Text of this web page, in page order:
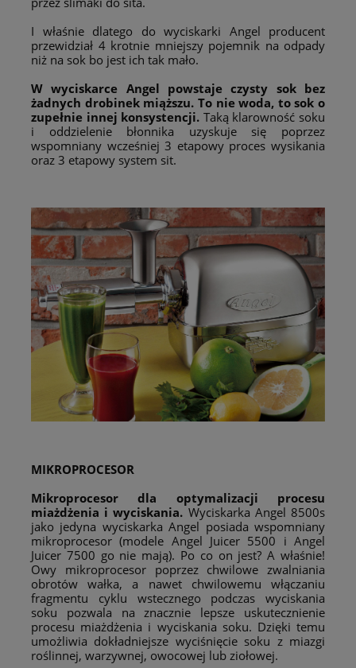
I właśnie dlatego do wyciskarki Angel producent
przewidział 4 krotnie mniejszy pojemnik na odpady
niż na sok bo jest ich tak mało.
W wyciskarce Angel powstaje czysty sok bez
żadnych drobinek miąższu. To nie woda, to sok o
zupełnie innej konsystencji. Taką klarowność soku
i oddzielenie błonnika uzyskuje się poprzez
wspomniany wcześniej 3 etapowy proces wysikania
oraz 3 etapowy system sit.
MIKROPROCESOR
Mikroprocesor dla optymalizacji procesu
miażdżenia i wyciskania. Wyciskarka Angel 8500s
jako jedyna wyciskarka Angel posiada wspomniany
mikroprocesor (modele Angel Juicer 5500 i Angel
Juicer 7500 go nie mają). Po co on jest? A właśnie!
Owy mikroprocesor poprzez chwilowe zwalniania
obrotów wałka, a nawet chwilowemu włączaniu
fragmentu cyklu wstecznego podczas wyciskania
soku pozwala na znacznie lepsze uskutecznienie
procesu miażdżenia i wyciskania soku. Dzięki temu
umożliwia dokładniejsze wyciśnięcie soku z miazgi
roślinnej, warzywnej, owocowej lub ziołowej.